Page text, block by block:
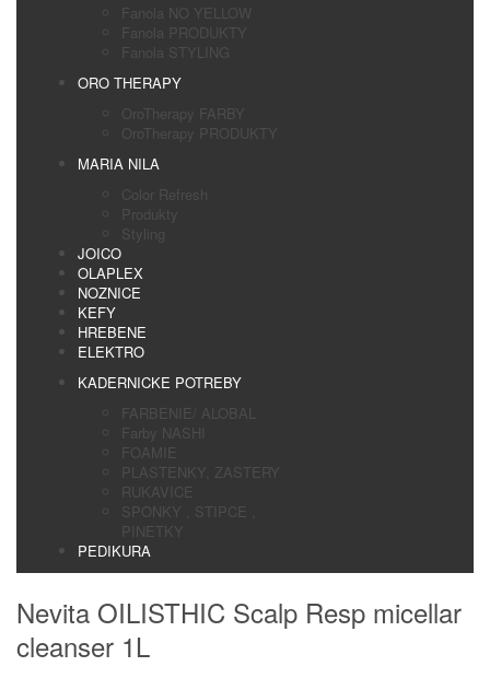
Fanola NO YELLOW
Fanola PRODUKTY
Fanola STYLING
ORO THERAPY
OroTherapy FARBY
OroTherapy PRODUKTY
MARIA NILA
Color Refresh
Produkty
Styling
JOICO
OLAPLEX
NOZNICE
KEFY
HREBENE
ELEKTRO
KADERNICKE POTREBY
FARBENIE/ ALOBAL
Farby NASHI
FOAMIE
PLASTENKY, ZASTERY
RUKAVICE
SPONKY , STIPCE ,
PINETKY
PEDIKURA
Nevita OILISTHIC Scalp Resp micellar
cleanser 1L